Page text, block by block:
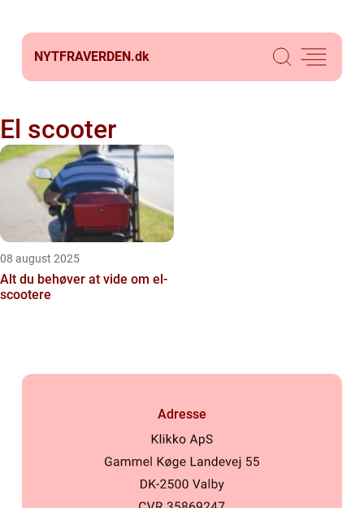
NYTFRAVERDEN.dk
El scooter
08 august 2025
Alt du behøver at vide om el-
scootere
Adresse